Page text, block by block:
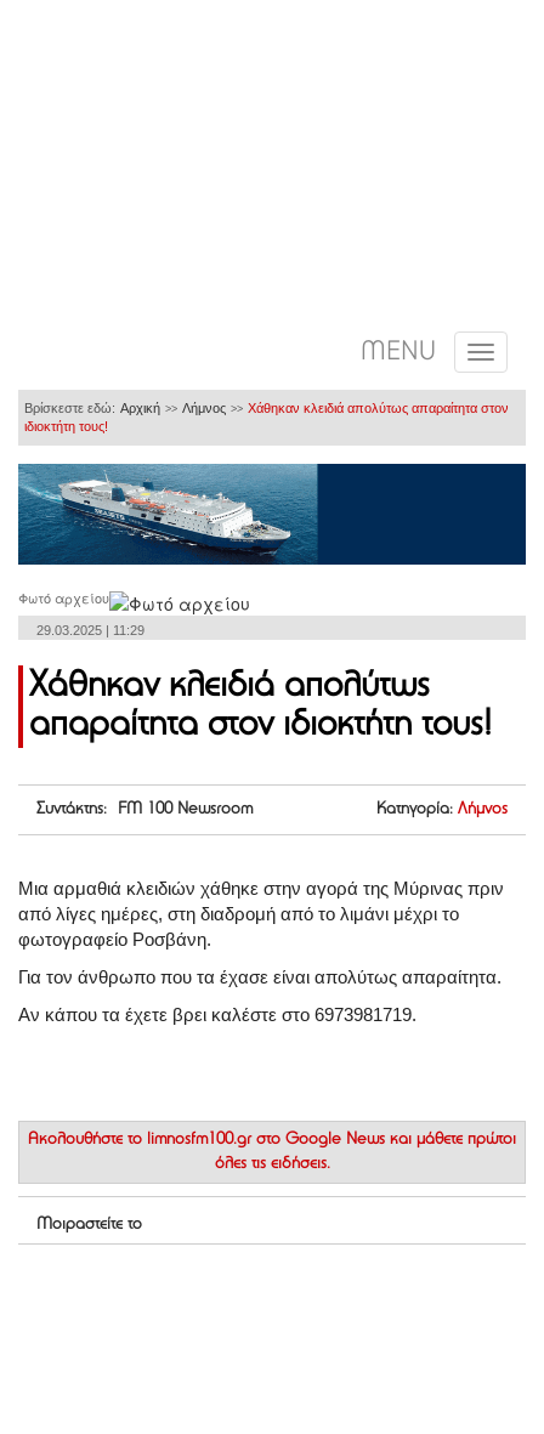
MENU
Βρίσκεστε εδώ: Αρχική >> Λήμνος >> Χάθηκαν κλειδιά απολύτως απαραίτητα στον
ιδιοκτήτη τους!
Φωτό αρχείου
29.03.2025 | 11:29
Χάθηκαν κλειδιά απολύτως
απαραίτητα στον ιδιοκτήτη τους!
Συντάκτης: FM 100 Newsroom Κατηγορία: Λήμνος
Μια αρμαθιά κλειδιών χάθηκε στην αγορά της Μύρινας πριν
από λίγες ημέρες, στη διαδρομή από το λιμάνι μέχρι το
φωτογραφείο Ροσβάνη.
Για τον άνθρωπο που τα έχασε είναι απολύτως απαραίτητα.
Αν κάπου τα έχετε βρει καλέστε στο 6973981719.
Ακολουθήστε το limnosfm100.gr στο Google News και μάθετε πρώτοι
όλες τις ειδήσεις.
Μοιραστείτε το